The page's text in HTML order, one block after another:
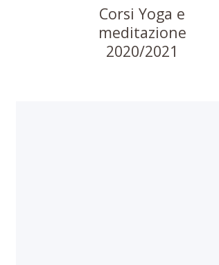
Corsi Yoga e
meditazione
2020/2021